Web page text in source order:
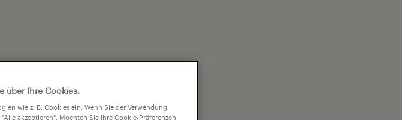
über Ihre Cookies.
wie z. B. Cookies ein. Wenn Sie der Verwendung
akzeptieren". Möchten Sie Ihre Cookie-Präferenzen